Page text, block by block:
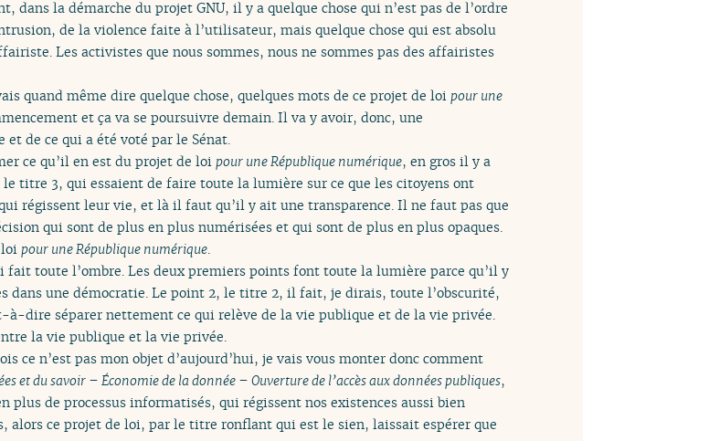
dans la démarche du projet GNU, il y a quelque chose qui n’est pas de l’ordre
de la violence faite à l’utilisateur, mais quelque chose qui est absolu
Les activistes que nous sommes, nous ne sommes pas des affairistes
quand même dire quelque chose, quelques mots de ce projet de loi pour une
et ça va se poursuivre demain. Il va y avoir, donc, une
de ce qui a été voté par le Sénat.
ce qu’il en est du projet de loi pour une République numérique, en gros il y a
titre 3, qui essaient de faire toute la lumière sur ce que les citoyens ont
régissent leur vie, et là il faut qu’il y ait une transparence. Il ne faut pas que
qui sont de plus en plus numérisées et qui sont de plus en plus opaques.
pour une République numérique
toute l’ombre. Les deux premiers points font toute la lumière parce qu’il y
dans une démocratie. Le point 2, le titre 2, il fait, je dirais, toute l’obscurité,
dire séparer nettement ce qui relève de la vie publique et de la vie privée.
la vie publique et la vie privée.
ce n’est pas mon objet d’aujourd’hui, je vais vous monter donc comment
et du savoir – Économie de la donnée – Ouverture de l’accès aux données publiques,
plus de processus informatisés, qui régissent nos existences aussi bien
alors ce projet de loi, par le titre ronflant qui est le sien, laissait espérer que